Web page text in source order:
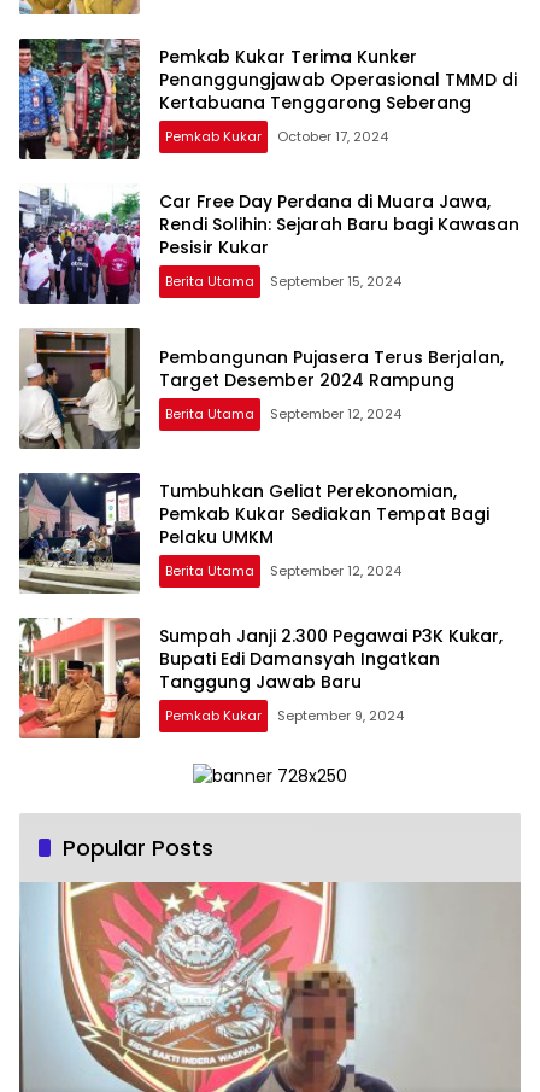
Pemkab Kukar Terima Kunker
Penanggungjawab Operasional TMMD di
Kertabuana Tenggarong Seberang
Pemkab Kukar October 17, 2024
Car Free Day Perdana di Muara Jawa,
Rendi Solihin: Sejarah Baru bagi Kawasan
Pesisir Kukar
Berita Utama September 15, 2024
Pembangunan Pujasera Terus Berjalan,
Target Desember 2024 Rampung
Berita Utama September 12, 2024
Tumbuhkan Geliat Perekonomian,
Pemkab Kukar Sediakan Tempat Bagi
Pelaku UMKM
Berita Utama September 12, 2024
Sumpah Janji 2.300 Pegawai P3K Kukar,
Bupati Edi Damansyah Ingatkan
Tanggung Jawab Baru
Pemkab Kukar September 9, 2024
Popular Posts